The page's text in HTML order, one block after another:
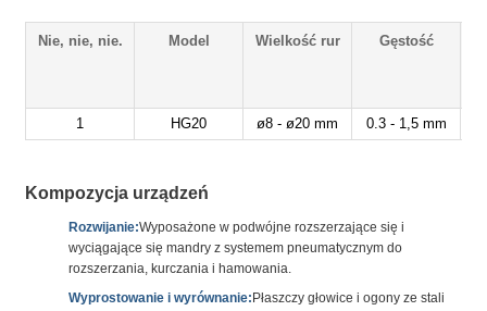
Nie, nie, nie. Model Wielkość rur Gęstość
1 HG20 ø8 - ø20 mm 0.3 - 1,5 mm
Kompozycja urządzeń
Rozwijanie:Wyposażone w podwójne rozszerzające się i
wyciągające się mandry z systemem pneumatycznym do
rozszerzania, kurczania i hamowania.
Wyprostowanie i wyrównanie:Płaszczy głowice i ogony ze stali